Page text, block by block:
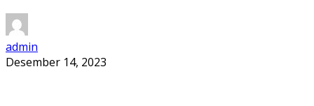
admin
Desember 14, 2023